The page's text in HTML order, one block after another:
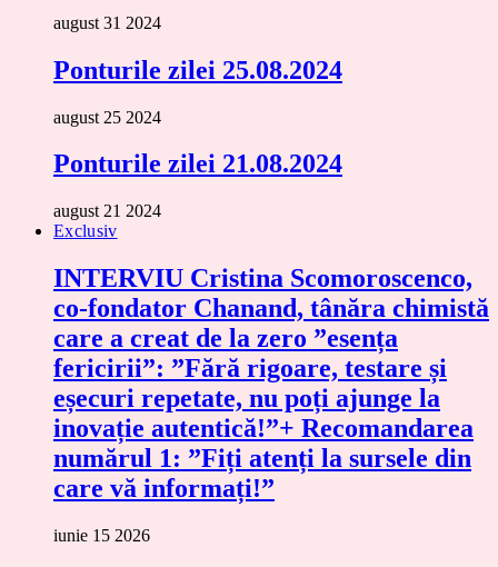
august 31 2024
Ponturile zilei 25.08.2024
august 25 2024
Ponturile zilei 21.08.2024
august 21 2024
Exclusiv
INTERVIU Cristina Scomoroscenco,
co-fondator Chanand, tânăra chimistă
care a creat de la zero ”esența
fericirii”: ”Fără rigoare, testare și
eșecuri repetate, nu poți ajunge la
inovație autentică!”+ Recomandarea
numărul 1: ”Fiți atenți la sursele din
care vă informați!”
iunie 15 2026